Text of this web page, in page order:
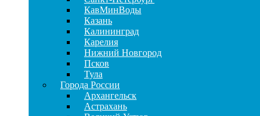
КавМинВоды
Казань
Калининград
Карелия
Нижний Новгород
Псков
Тула
Города России
Архангельск
Астрахань